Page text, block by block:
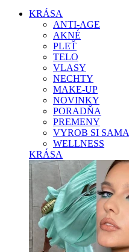
KRÁSA
ANTI-AGE
AKNÉ
PLEŤ
TELO
VLASY
NECHTY
MAKE-UP
NOVINKY
PORADŇA
PREMENY
VYROB SI SAMA
WELLNESS
KRÁSA